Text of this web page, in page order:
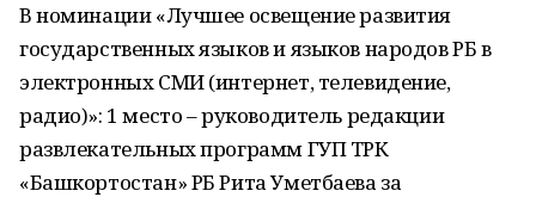
В номинации «Лучшее освещение развития
государственных языков и языков народов РБ в
электронных СМИ (интернет, телевидение,
радио)»: 1 место – руководитель редакции
развлекательных программ ГУП ТРК
«Башкортостан» РБ Рита Уметбаева за